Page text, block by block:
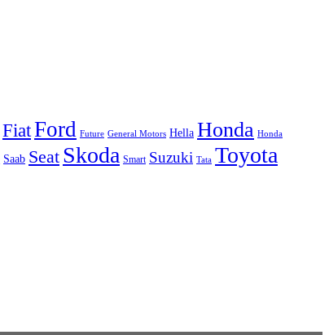
FiatFord Future General Motors Hella Honda Honda
Saab Seat Skoda Smart Suzuki Tata Toyota